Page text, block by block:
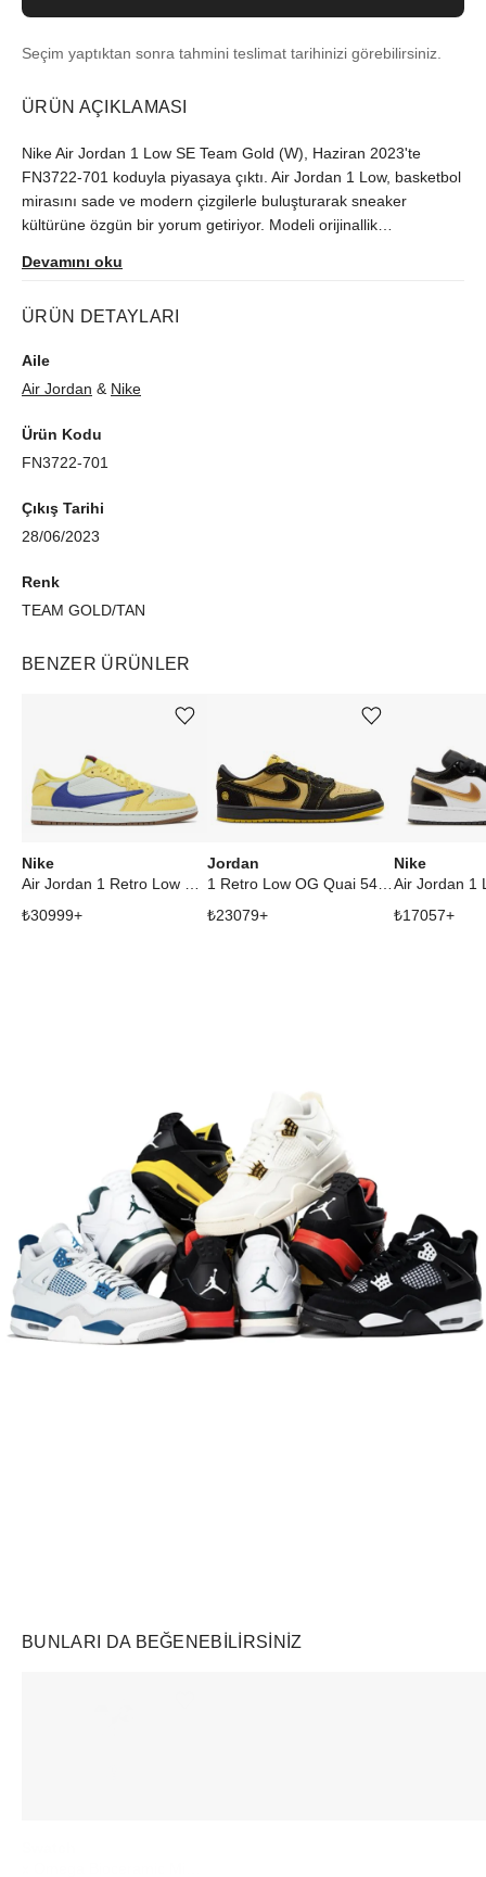
Seçim yaptıktan sonra tahmini teslimat tarihinizi görebilirsiniz.
ÜRÜN AÇIKLAMASI
Nike Air Jordan 1 Low SE Team Gold (W), Haziran 2023'te
FN3722-701 koduyla piyasaya çıktı. Air Jordan 1 Low, basketbol
mirasını sade ve modern çizgilerle buluşturarak sneaker
kültürüne özgün bir yorum getiriyor. Modeli orijinallik
Devamını oku
ÜRÜN DETAYLARI
Aile
Air Jordan & Nike
Ürün Kodu
FN3722-701
Çıkış Tarihi
28/06/2023
Renk
TEAM GOLD/TAN
BENZER ÜRÜNLER
Nike
₺30999+
Ürünü istek listesine ekle veya listeden çıkar
Jordan
₺23079+
Ürünü istek listesine ekle veya listeden çıkar
Nike
₺17057+
BUNLARI DA BEĞENEBILIRSINIZ